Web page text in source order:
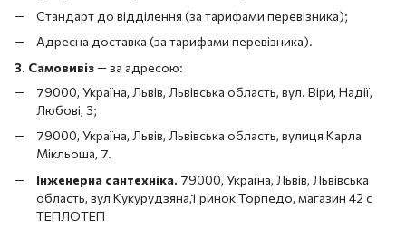
Стандарт до відділення (за тарифами перевізника);
Адресна доставка (за тарифами перевізника).
3. Самовивіз—за адресою:
79000, Україна, Львів, Львівська область, вул. Віри, Надії,
Любові, 3;
79000, Україна, Львів, Львівська область, вулиця Карла
Мікльоша, 7.
Інженерна сантехніка. 79000, Україна, Львів, Львівська
область, вул Кукурудзяна,1 ринок Торпедо, магазин 42 с
ТЕПЛОТЕП